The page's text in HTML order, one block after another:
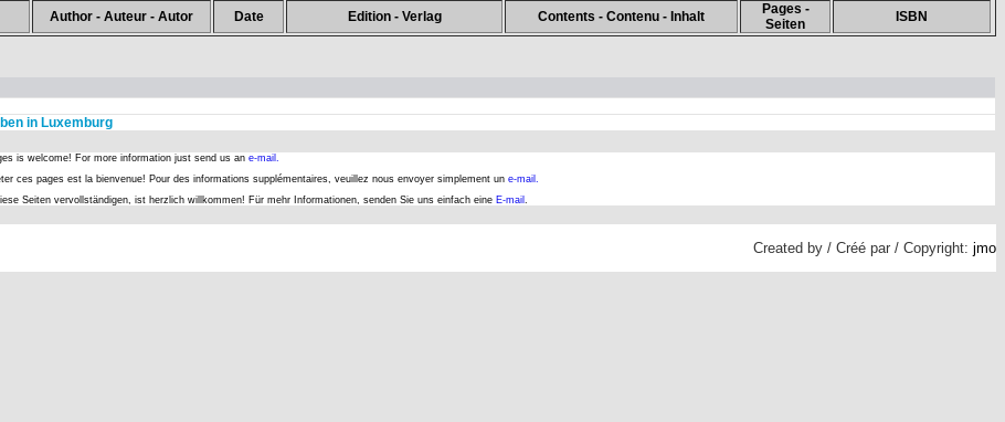
Author - Auteur - Autor Date Edition - Verlag Contents - Contenu - Inhalt
Pages -
Seiten
ISBN
in Luxemburg
is welcome! For more information just send us an e-mail.
ces pages est la bienvenue! Pour des informations supplémentaires, veuillez nous envoyer simplement un e-mail.
Seiten vervollständigen, ist herzlich willkommen! Für mehr Informationen, senden Sie uns einfach eine E-mail .
Created by / Créé par / Copyright: jmo